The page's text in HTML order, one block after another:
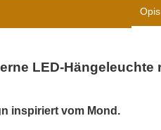
LED-
inspiriert vom Mond.